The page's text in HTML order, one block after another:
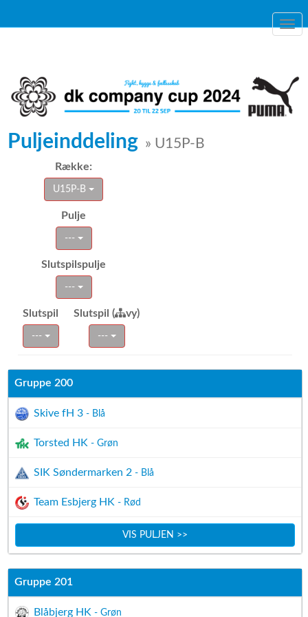
Puljeinddeling » U15P-B
Række:
U15P-B
Pulje
---
Slutspilspulje
---
Slutspil Slutspil ( vy)
--- ---
Gruppe 200
Skive fH 3 - Blå
Torsted HK - Grøn
SIK Søndermarken 2 - Blå
Team Esbjerg HK - Rød
VIS PULJEN >>
Gruppe 201
Blåbjerg HK - Grøn